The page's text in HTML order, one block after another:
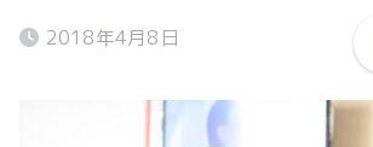
2018年4月8日